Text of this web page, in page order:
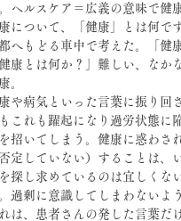
ヘルスケア＝広義の意味で健
について、「健康」とは何で
へもどる車中で考えた。「健
健康とは何か？」難しい、なか
。
や病気といった言葉に振り回
これも躍起になり過労状態に
招いてしまう。健康に惑わさ
定していない）することは、
探し求めているのは宜しくな
過剰に意識してしまわないよ
は、患者さんの発した言葉だ